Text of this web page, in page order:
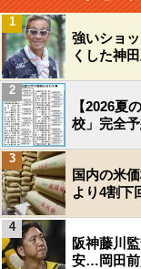
強いショ
くした神
1
【2026夏
校」完全
2
国内の米
より4割下
3
阪神藤川
安…岡田前
4